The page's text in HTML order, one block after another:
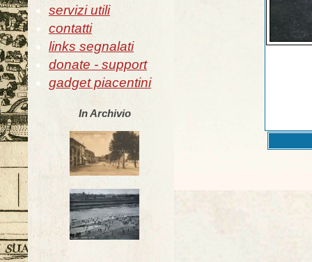
servizi utili
contatti
links segnalati
donate - support
gadget piacentini
In Archivio